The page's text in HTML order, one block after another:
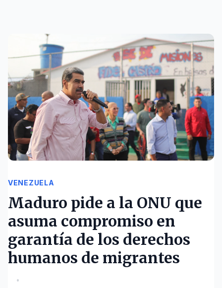
VENEZUELA
Maduro pide a la ONU que
asuma compromiso en
garantía de los derechos
humanos de migrantes
•